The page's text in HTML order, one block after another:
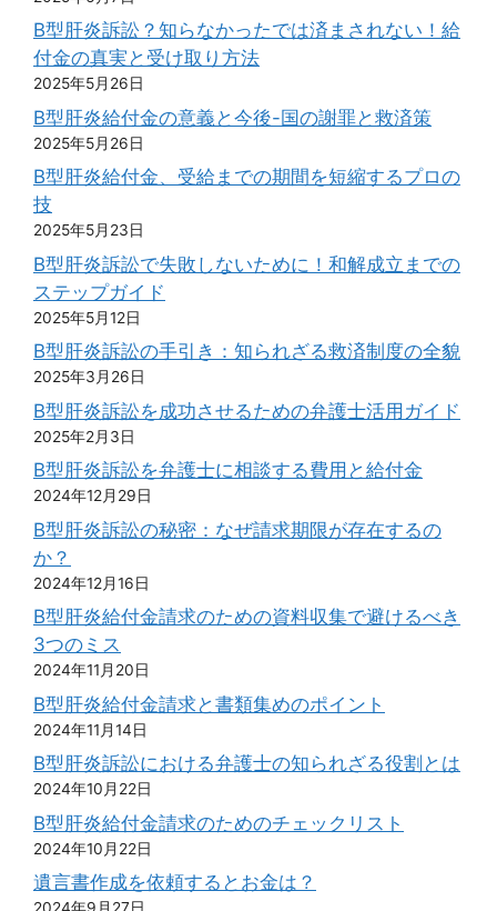
B型肝炎訴訟？知らなかったでは済まされない！給
付金の真実と受け取り方法
2025年5月26日
B型肝炎給付金の意義と今後-国の謝罪と救済策
2025年5月26日
B型肝炎給付金、受給までの期間を短縮するプロの
技
2025年5月23日
B型肝炎訴訟で失敗しないために！和解成立までの
ステップガイド
2025年5月12日
B型肝炎訴訟の手引き：知られざる救済制度の全貌
2025年3月26日
B型肝炎訴訟を成功させるための弁護士活用ガイド
2025年2月3日
B型肝炎訴訟を弁護士に相談する費用と給付金
2024年12月29日
B型肝炎訴訟の秘密：なぜ請求期限が存在するの
か？
2024年12月16日
B型肝炎給付金請求のための資料収集で避けるべき
3つのミス
2024年11月20日
B型肝炎給付金請求と書類集めのポイント
2024年11月14日
B型肝炎訴訟における弁護士の知られざる役割とは
2024年10月22日
B型肝炎給付金請求のためのチェックリスト
2024年10月22日
遺言書作成を依頼するとお金は？